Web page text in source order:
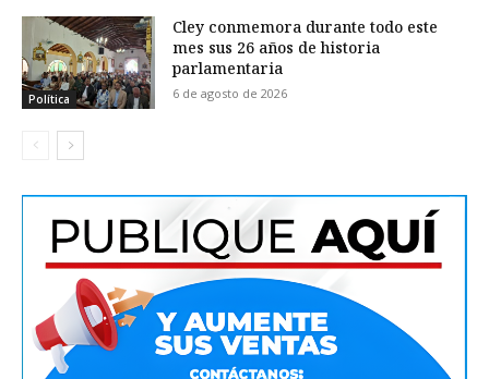
Política
Cley conmemora durante todo este
mes sus 26 años de historia
parlamentaria
6 de agosto de 2026